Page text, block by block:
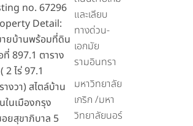
no. 67296
Detail:
ายบ้านพร้อมที่ดิน
ที่ 897.1 ตาราง
2 ไร่ 97.1
างวา) สไตล์บ้าน
ในเมืองกรุง
ยสุขาภิบาล 5
และเลียบ
ทางด่วน-
เอกมัย
รามอินทรา
มหาวิทยาลัย
เกริก /มหา
วิทยาลัยนอร์